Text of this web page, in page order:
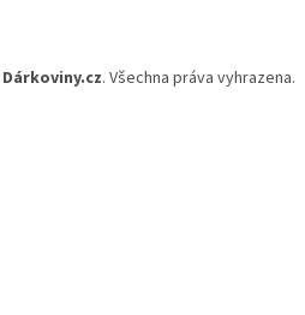
Dárkoviny.cz. Všechna práva vyhrazena.